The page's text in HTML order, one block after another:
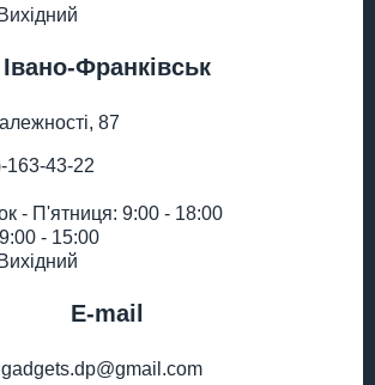
Івано-Франківськ
87
163-43-22
- П'ятниця: 9:00 - 18:00
- 15:00
E-mail